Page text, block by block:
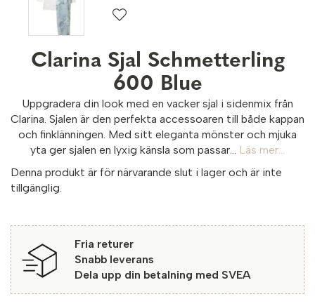
Clarina Sjal Schmetterling
600 Blue
Uppgradera din look med en vacker sjal i sidenmix från
Clarina. Sjalen är den perfekta accessoaren till både kappan
och finklänningen. Med sitt eleganta mönster och mjuka
yta ger sjalen en lyxig känsla som passar...
Läs mer...
Denna produkt är för närvarande slut i lager och är inte
tillgänglig.
Fria returer
Snabb leverans
Dela upp din betalning med SVEA